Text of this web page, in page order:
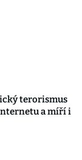
terorismus
a míří i